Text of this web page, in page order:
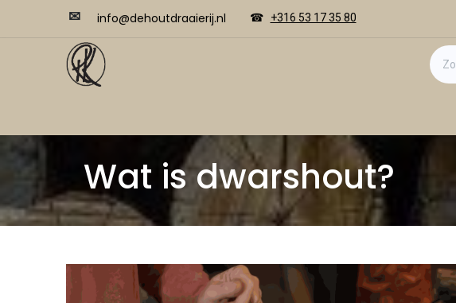
✉ ​​info@dehoutdraaierij.nl ☎ +316 53 17 35 80
Wat is dwarshout?